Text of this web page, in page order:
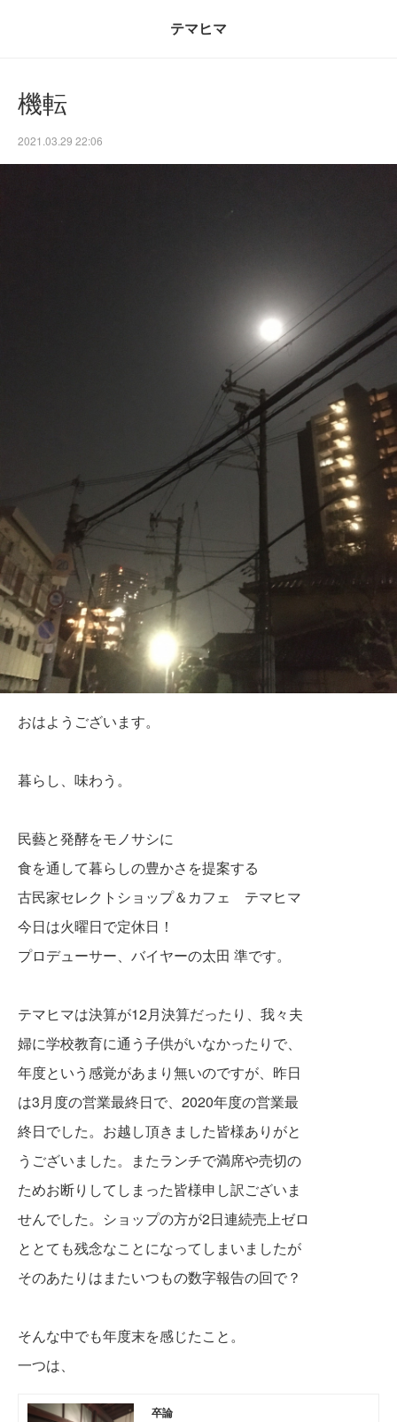
テマヒマ
機転
2021.03.29 22:06
おはようございます。
暮らし、味わう。
民藝と発酵をモノサシに
食を通して暮らしの豊かさを提案する
古民家セレクトショップ＆カフェ テマヒマ
今日は火曜日で定休日！
プロデューサー、バイヤーの太田 準です。
テマヒマは決算が12月決算だったり、我々夫
婦に学校教育に通う子供がいなかったりで、
年度という感覚があまり無いのですが、昨日
は3月度の営業最終日で、 2020年度の営業最
終日でした。お越し頂きました皆様ありがと
うございました。
またランチで満席や売切の
ためお断りしてしまった皆様申し訳ございま
せんでした。 ショップの方が2日連続売上ゼロ
ととても残念なことになってしまいましたが
そのあたりはまたいつもの数字報告の回で？
そんな中でも年度末を感じたこと。
一つは、
卒論